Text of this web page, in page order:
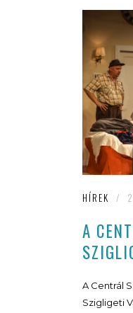
HÍREK /
A
A Centrál
Szigligeti